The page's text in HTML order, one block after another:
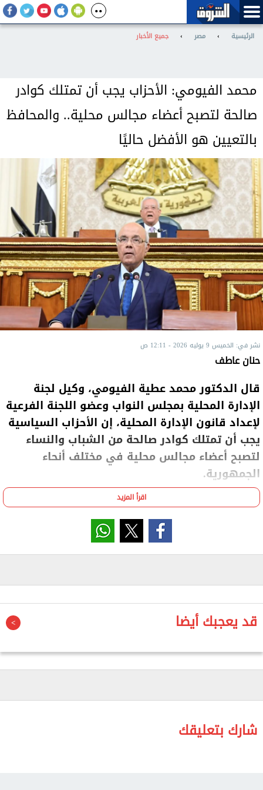
الرئيسية › مصر › جميع الأخبار
محمد الفيومي: الأحزاب يجب أن تمتلك كوادر
صالحة لتصبح أعضاء مجالس محلية.. والمحافظ
بالتعيين هو الأفضل حاليًا
نشر في: الخميس 9 يوليه 2026 - 12:11 ص
حنان عاطف
قال الدكتور محمد عطية الفيومي، وكيل لجنة
الإدارة المحلية بمجلس النواب وعضو اللجنة الفرعية
لإعداد قانون الإدارة المحلية، إن الأحزاب السياسية
يجب أن تمتلك كوادر صالحة من الشباب والنساء
لتصبح أعضاء مجالس محلية في مختلف أنحاء
الجمهورية.
وأوضح "الفيومي" عبر برنامج "مساء dmc” مع الإعلامي
أسامة كمال، على قناة "DMC”، اليوم الأربعاء، أن إعداد
كوادر المحليات هو “عمل حزبي من الطراز الأول”، مشيرًا
إلى أن تدريب الشباب وتأهيلهم هو الدور الأساسي
حقيقيًا يجب أن يكون له تمثيل في المجالس المنتخبة.
وتمنى وجود تشريع يقضي بحل الحزب الذي لا يشارك في
مقاعد، مؤكدًا على أن وجود الحزب يرتبط بقدرته على
التواجد السياسي والمجتمعي.
لتقديم تدريب مستمر لأعضاء المجالس المحلية
والتنفيذيين في الوحدات المحلية، مؤكدًا على أن أهم
اقرأ المزيد
قد يعجبك أيضا
شارك بتعليقك